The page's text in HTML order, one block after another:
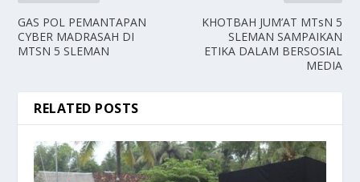
GAS POL PEMANTAPAN
CYBER MADRASAH DI
MTSN 5 SLEMAN
KHOTBAH JUM’AT MTsN 5
SLEMAN SAMPAIKAN
ETIKA DALAM BERSOSIAL
MEDIA
RELATED POSTS